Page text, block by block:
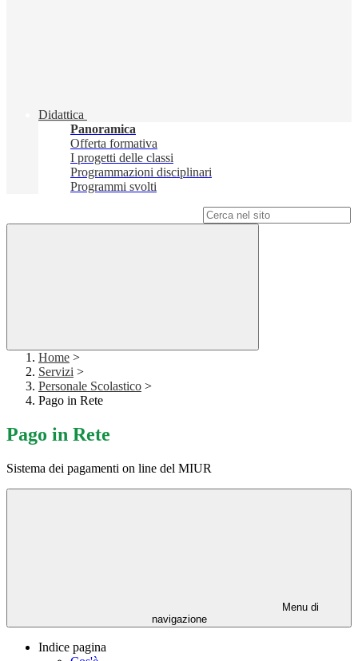
Didattica
Panoramica
Offerta formativa
I progetti delle classi
Programmazioni disciplinari
Programmi svolti
Home >
Servizi >
Personale Scolastico >
Pago in Rete
Pago in Rete
Sistema dei pagamenti on line del MIUR
Menu di
navigazione
Indice pagina